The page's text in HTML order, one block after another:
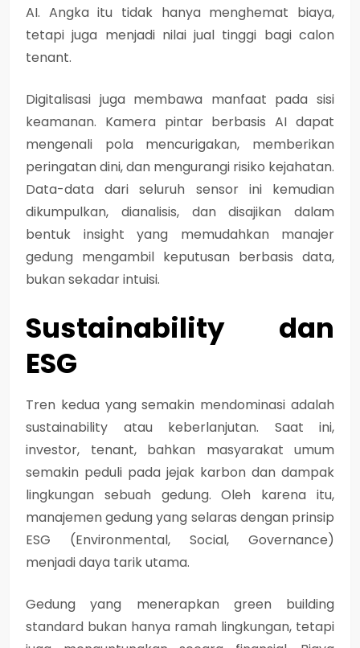
AI. Angka itu tidak hanya menghemat biaya,
tetapi juga menjadi nilai jual tinggi bagi calon
tenant.
Digitalisasi juga membawa manfaat pada sisi
keamanan. Kamera pintar berbasis AI dapat
mengenali pola mencurigakan, memberikan
peringatan dini, dan mengurangi risiko kejahatan.
Data-data dari seluruh sensor ini kemudian
dikumpulkan, dianalisis, dan disajikan dalam
bentuk insight yang memudahkan manajer
gedung mengambil keputusan berbasis data,
bukan sekadar intuisi.
Sustainability dan
ESG
Tren kedua yang semakin mendominasi adalah
sustainability atau keberlanjutan. Saat ini,
investor, tenant, bahkan masyarakat umum
semakin peduli pada jejak karbon dan dampak
lingkungan sebuah gedung. Oleh karena itu,
manajemen gedung yang selaras dengan prinsip
ESG (Environmental, Social, Governance)
menjadi daya tarik utama.
Gedung yang menerapkan green building
standard bukan hanya ramah lingkungan, tetapi